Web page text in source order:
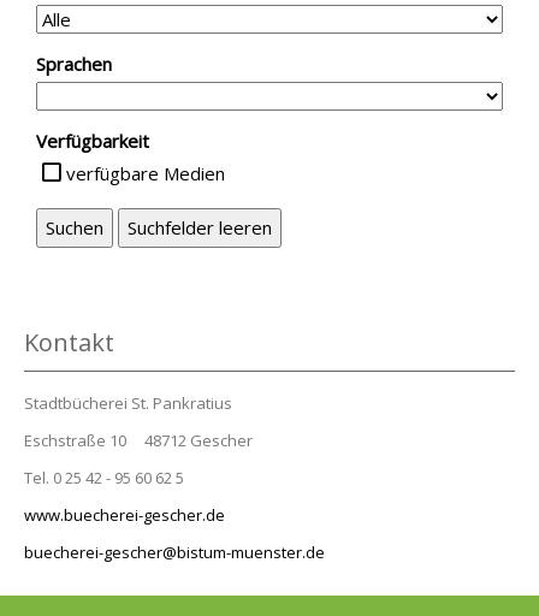
Sprachen
Verfügbarkeit
verfügbare Medien
Kontakt
Stadtbücherei St. Pankratius
Eschstraße 10 48712 Gescher
Tel. 0 25 42 - 95 60 62 5
www.buecherei-gescher.de
buecherei-gescher@bistum-muenster.de